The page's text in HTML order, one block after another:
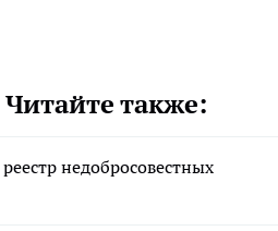
Читайте также:
недобросовестных